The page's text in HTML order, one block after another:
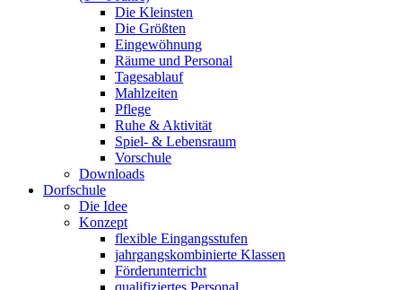
Die Kleinsten
Die Größten
Eingewöhnung
Räume und Personal
Tagesablauf
Mahlzeiten
Pflege
Ruhe & Aktivität
Spiel- & Lebensraum
Vorschule
Downloads
Dorfschule
Die Idee
Konzept
flexible Eingangsstufen
jahrgangskombinierte Klassen
Förderunterricht